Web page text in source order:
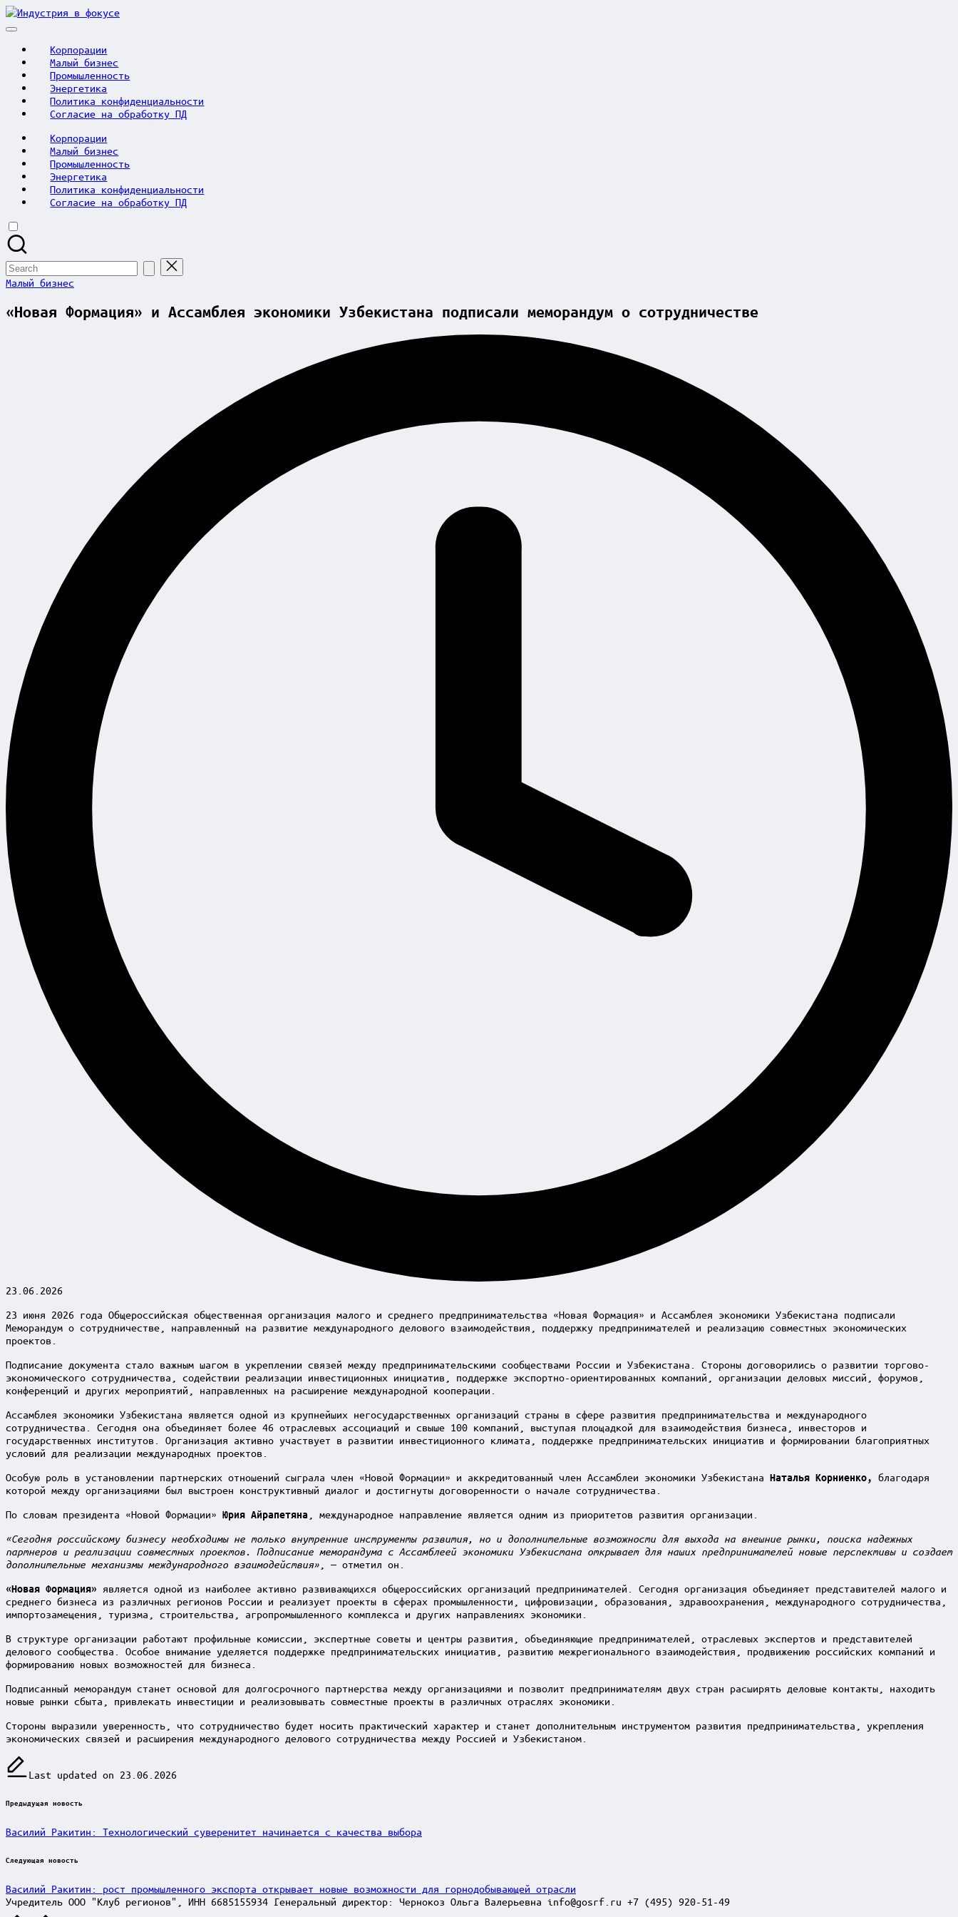
Skip
to
Индустрия
Корпорации
Малый бизнес
Промышленность
Энергетика
Политика конфиденциальности
Согласие на обработку ПД
Корпорации
Малый бизнес
Промышленность
Энергетика
Политика конфиденциальности
Согласие на обработку ПД
Search
for:
Posted
Малый бизнес
«Новая Формация» и Ассамблея экономики Узбекистана подписали меморандум о сотрудничестве
23.06.2026
23 июня 2026 года Общероссийская общественная организация малого и среднего предпринимательства «Новая Формация» и Ассамблея экономики Узбекистана подписали
Меморандум о сотрудничестве, направленный на развитие международного делового взаимодействия, поддержку предпринимателей и реализацию совместных экономических
проектов.
Подписание документа стало важным шагом в укреплении связей между предпринимательскими сообществами России и Узбекистана. Стороны договорились о развитии торгово-
экономического сотрудничества, содействии реализации инвестиционных инициатив, поддержке экспортно-ориентированных компаний, организации деловых миссий, форумов,
конференций и других мероприятий, направленных на расширение международной кооперации.
Ассамблея экономики Узбекистана является одной из крупнейших негосударственных организаций страны в сфере развития предпринимательства и международного
сотрудничества. Сегодня она объединяет более 46 отраслевых ассоциаций и свыше 100 компаний, выступая площадкой для взаимодействия бизнеса, инвесторов и
государственных институтов. Организация активно участвует в развитии инвестиционного климата, поддержке предпринимательских инициатив и формировании благоприятных
условий для реализации международных проектов.
Особую роль в установлении партнерских отношений сыграла член «Новой Формации» и аккредитованный член Ассамблеи экономики Узбекистана Наталья Корниенко, благодаря
которой между организациями был выстроен конструктивный диалог и достигнуты договоренности о начале сотрудничества.
По словам президента «Новой Формации» Юрия Айрапетяна , международное направление является одним из приоритетов развития организации.
«Сегодня российскому бизнесу необходимы не только внутренние инструменты развития, но и дополнительные возможности для выхода на внешние рынки, поиска надежных
партнеров и реализации совместных проектов. Подписание меморандума с Ассамблеей экономики Узбекистана открывает для наших предпринимателей новые перспективы и создает
дополнительные механизмы международного взаимодействия» , — отметил он.
«Новая Формация» является одной из наиболее активно развивающихся общероссийских организаций предпринимателей. Сегодня организация объединяет представителей малого и
среднего бизнеса из различных регионов России и реализует проекты в сферах промышленности, цифровизации, образования, здравоохранения, международного сотрудничества,
импортозамещения, туризма, строительства, агропромышленного комплекса и других направлениях экономики.
В структуре организации работают профильные комиссии, экспертные советы и центры развития, объединяющие предпринимателей, отраслевых экспертов и представителей
делового сообщества. Особое внимание уделяется поддержке предпринимательских инициатив, развитию межрегионального взаимодействия, продвижению российских компаний и
формированию новых возможностей для бизнеса.
Подписанный меморандум станет основой для долгосрочного партнерства между организациями и позволит предпринимателям двух стран расширять деловые контакты, находить
новые рынки сбыта, привлекать инвестиции и реализовывать совместные проекты в различных отраслях экономики.
Стороны выразили уверенность, что сотрудничество будет носить практический характер и станет дополнительным инструментом развития предпринимательства, укрепления
экономических связей и расширения международного делового сотрудничества между Россией и Узбекистаном.
Last updated on 23.06.2026
Post
Предыдущая новость
Василий Ракитин: Технологический суверенитет начинается с качества выбора
Следующая новость
Василий Ракитин: рост промышленного экспорта открывает новые возможности для горнодобывающей отрасли
Учредитель ООО "Клуб регионов", ИНН 6685155934 Генеральный директор: Чернокоз Ольга Валерьевна info@gosrf.ru +7 (495) 920-51-49